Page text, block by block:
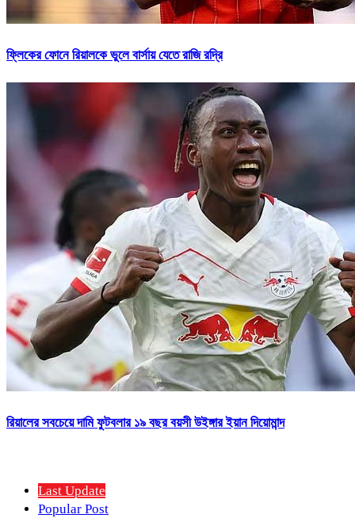
ফ্লিকের ফোনে রিয়ালকে ভুলে বার্সায় যেতে রাজি রদ্রি
রিয়ালের সবচেয়ে দামি ফুটবলার ১৯ বছর বয়সী উইঙ্গার ইয়ান দিয়োমান্দ
Last Update
Popular Post